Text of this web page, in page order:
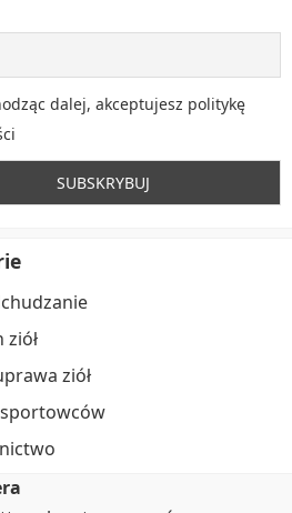
dalej, akceptujesz politykę
ziół
ziół
sportowców